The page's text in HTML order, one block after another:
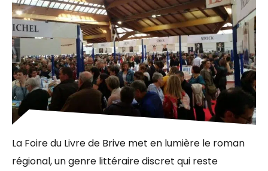
La Foire du Livre de Brive met en lumière le roman
régional, un genre littéraire discret qui reste